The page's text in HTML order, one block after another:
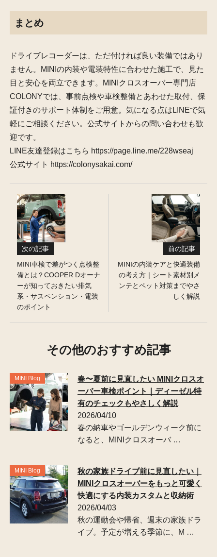
まとめ
ドライブレコーダーは、ただ付ければ良い装備ではあり
ません。MINIの内装や電装特性に合わせた施工で、見た
目と安心を両立できます。MINIクロスオーバー専門店
COLONYでは、事前点検や車検整備とあわせた取付、保
証付きのサポート体制をご用意。気になる点はLINEで気
軽にご相談ください。公式サイトからの問い合わせも歓
迎です。
LINE友達登録はこちら https://page.line.me/228wseaj
公式サイト https://colonysakai.com/
次の記事
MINI車検で差がつく点検整
備とは？COOPER Dオーナ
ーが知っておきたい排気
系・サスペンション・電装
のポイント
前の記事
MINIの内装ケアと快適装備
の考え方｜シート素材別メ
ンテとペット対策までやさ
しく解説
その他のおすすめ記事
MINI Blog
春〜夏前に見直したい MINIクロスオ
ーバー車検ポイント｜ディーゼル特
有のチェックもやさしく解説
2026/04/10
春の納車やゴールデンウィーク前に
なると、MINIクロスオーバ …
MINI Blog
秋の家族ドライブ前に見直したい｜
MINIクロスオーバーをもっと可愛く
快適にする内装カスタムと収納術
2026/04/03
秋の運動会や帰省、週末の家族ドラ
イブ。予定が増える季節に、M …